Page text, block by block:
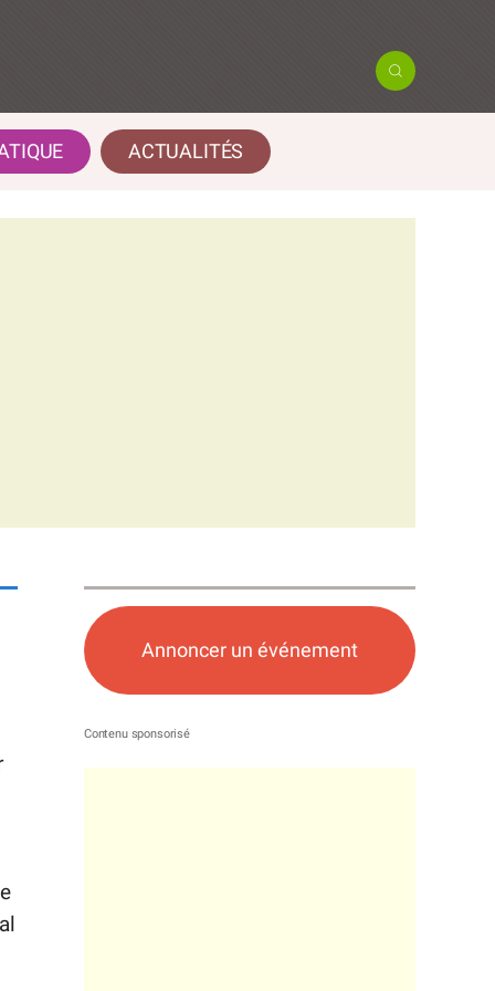
ACTUALITÉS
Annoncer un événement